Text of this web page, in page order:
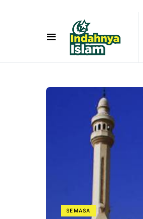
SEMASA